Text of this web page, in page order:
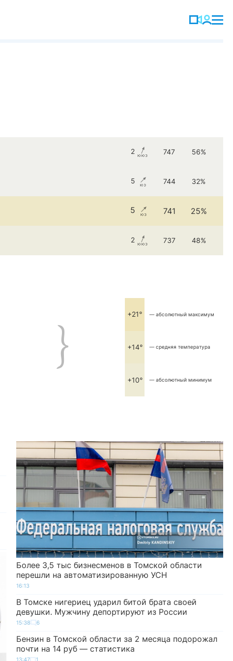
2 747 56%
5 744 32%
5 741 25%
2 737 48%
+21° — абсолютный максимум
+14° — средняя температура
+10° — абсолютный минимум
Более 3,5 тыс бизнесменов в Томской области
перешли на автоматизированную УСН
16:13
В Томске нигериец ударил битой брата своей
девушки. Мужчину депортируют из России
15:38 6
Бензин в Томской области за 2 месяца подорожал
почти на 14 руб — статистика
13:47 1